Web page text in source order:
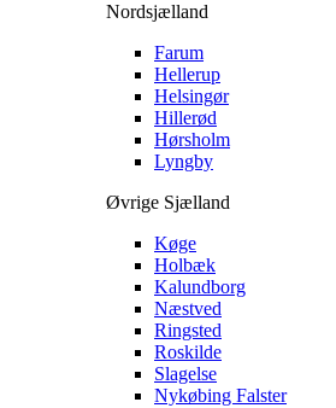
Nordsjælland
Farum
Hellerup
Helsingør
Hillerød
Hørsholm
Lyngby
Øvrige Sjælland
Køge
Holbæk
Kalundborg
Næstved
Ringsted
Roskilde
Slagelse
Nykøbing Falster